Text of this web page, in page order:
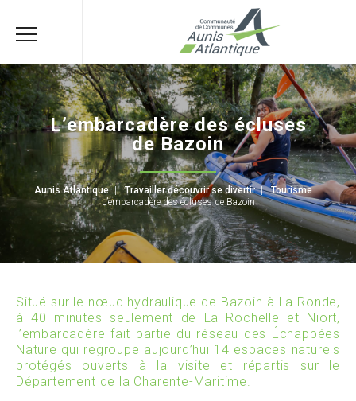
L’embarcadère des écluses
de Bazoin
Aunis Atlantique | Travailler découvrir se divertir | Tourisme |
L’embarcadère des écluses de Bazoin
Situé sur le nœud hydraulique de Bazoin à La Ronde,
à 40 minutes seulement de La Rochelle et Niort,
l’embarcadère fait partie du réseau des Échappées
Nature qui regroupe aujourd’hui 14 espaces naturels
protégés ouverts à la visite et répartis sur le
Département de la Charente-Maritime.